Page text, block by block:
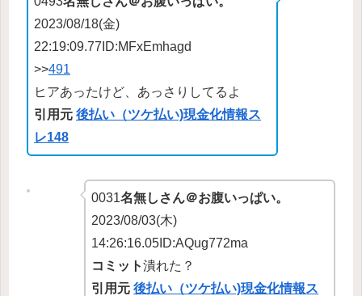
2023/08/18(金)
22:19:09.77ID:MFxEmhagd
>>491
ヒアあったけど、あっさりしてるよ
引用元 後払い（ツケ払い)現金化情報ス
レ148
0031名無しさん＠お腹いっぱい。
2023/08/03(木)
14:26:16.05ID:AQug772ma
コミット潰れた？
引用元後払い（ツケ払い)現金化情報ス